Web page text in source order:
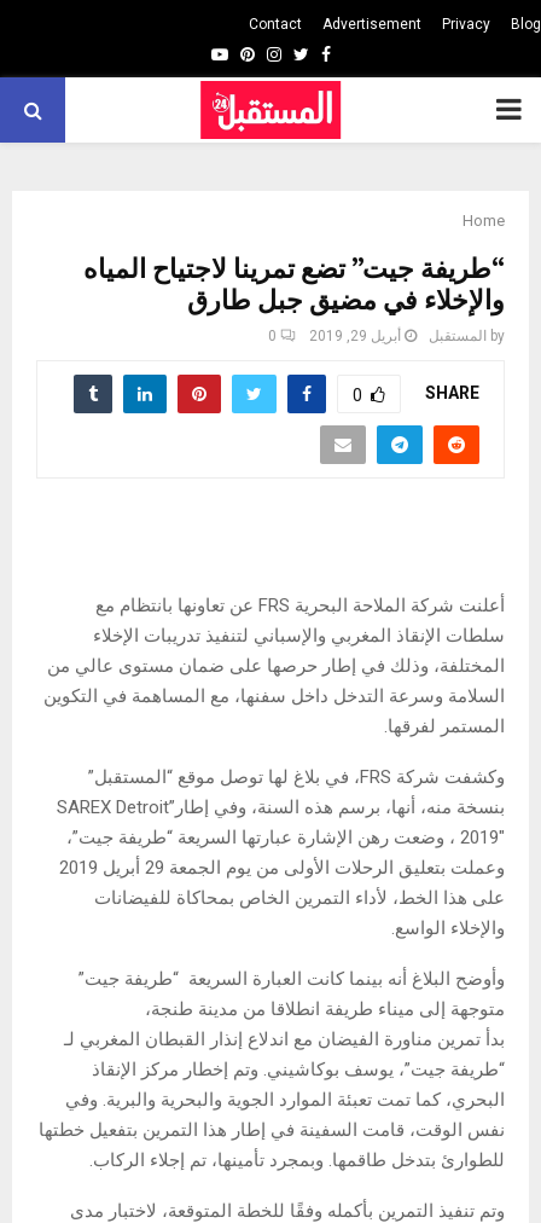
Blog
Privacy
Advertisement
Contact
Facebook
Twitter
Instagram
Pinterest
Youtube
PRIMARY
Home
“طريفة جيت” تضع تمرينا لاجتياح المياه
والإخلاء في مضيق جبل طارق
by المستقبل أبريل 29, 2019 0
SHARE
0
أعلنت شركة الملاحة البحرية FRS عن تعاونها بانتظام مع
سلطات الإنقاذ المغربي والإسباني لتنفيذ تدريبات الإخلاء
المختلفة، وذلك في إطار حرصها على ضمان مستوى عالي من
السلامة وسرعة التدخل داخل سفنها، مع المساهمة في التكوين
المستمر لفرقها.
وكشفت شركة FRS، في بلاغ لها توصل موقع “المستقبل”
بنسخة منه، أنها، برسم هذه السنة، وفي إطار”SAREX Detroit
2019″ ، وضعت رهن الإشارة عبارتها السريعة “طريفة جيت”،
وعملت بتعليق الرحلات الأولى من يوم الجمعة 29 أبريل 2019
على هذا الخط، لأداء التمرين الخاص بمحاكاة للفيضانات
والإخلاء الواسع.
وأوضح البلاغ أنه بينما كانت العبارة السريعة “طريفة جيت”
متوجهة إلى ميناء طريفة انطلاقا من مدينة طنجة،
بدأ تمرين مناورة الفيضان مع اندلاع إنذار القبطان المغربي لـ
“طريفة جيت”، يوسف بوكاشيني. وتم إخطار مركز الإنقاذ
البحري، كما تمت تعبئة الموارد الجوية والبحرية والبرية. وفي
نفس الوقت، قامت السفينة في إطار هذا التمرين بتفعيل خطتها
للطوارئ بتدخل طاقمها. وبمجرد تأمينها، تم إجلاء الركاب.
وتم تنفيذ التمرين بأكمله وفقًا للخطة المتوقعة، لاختبار مدى